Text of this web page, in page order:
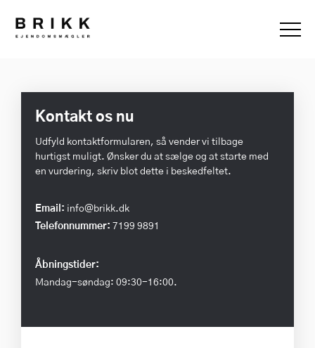
Kontakt os nu
Udfyld kontaktformularen, så vender vi tilbage
hurtigst muligt. Ønsker du at sælge og at starte med
en vurdering, skriv blot dette i beskedfeltet.
Email: info@brikk.dk
Telefonnummer: 7199 9891
Åbningstider:
Mandag-søndag: 09:30-16:00.